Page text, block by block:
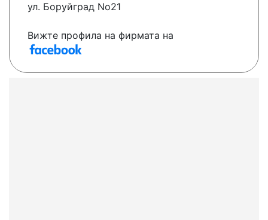
ул. Боруйград No21
Вижте профила на фирмата на